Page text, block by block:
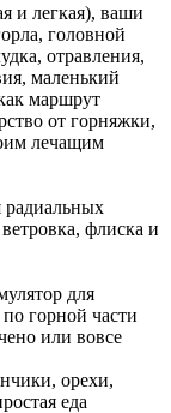
и легкая), ваши
головной
отравления,
маленький
маршрут
от горняжки,
лечащим
радиальных
флиска и
для
горной части
или вовсе
орехи,
еда